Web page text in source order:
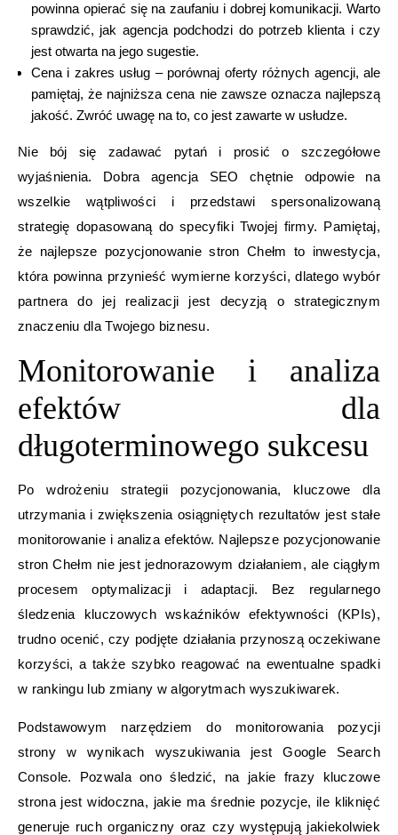
powinna opierać się na zaufaniu i dobrej komunikacji. Warto
sprawdzić, jak agencja podchodzi do potrzeb klienta i czy
jest otwarta na jego sugestie.
Cena i zakres usług – porównaj oferty różnych agencji, ale
pamiętaj, że najniższa cena nie zawsze oznacza najlepszą
jakość. Zwróć uwagę na to, co jest zawarte w usłudze.
Nie bój się zadawać pytań i prosić o szczegółowe
wyjaśnienia. Dobra agencja SEO chętnie odpowie na
wszelkie wątpliwości i przedstawi spersonalizowaną
strategię dopasowaną do specyfiki Twojej firmy. Pamiętaj,
że najlepsze pozycjonowanie stron Chełm to inwestycja,
która powinna przynieść wymierne korzyści, dlatego wybór
partnera do jej realizacji jest decyzją o strategicznym
znaczeniu dla Twojego biznesu.
Monitorowanie i analiza
efektów dla
długoterminowego sukcesu
Po wdrożeniu strategii pozycjonowania, kluczowe dla
utrzymania i zwiększenia osiągniętych rezultatów jest stałe
monitorowanie i analiza efektów. Najlepsze pozycjonowanie
stron Chełm nie jest jednorazowym działaniem, ale ciągłym
procesem optymalizacji i adaptacji. Bez regularnego
śledzenia kluczowych wskaźników efektywności (KPIs),
trudno ocenić, czy podjęte działania przynoszą oczekiwane
korzyści, a także szybko reagować na ewentualne spadki
w rankingu lub zmiany w algorytmach wyszukiwarek.
Podstawowym narzędziem do monitorowania pozycji
strony w wynikach wyszukiwania jest Google Search
Console. Pozwala ono śledzić, na jakie frazy kluczowe
strona jest widoczna, jakie ma średnie pozycje, ile kliknięć
generuje ruch organiczny oraz czy występują jakiekolwiek